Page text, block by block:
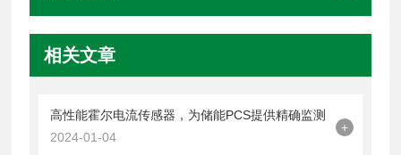
相关文章
高性能霍尔电流传感器，为储能PCS提供精确监测
2024-01-04
+